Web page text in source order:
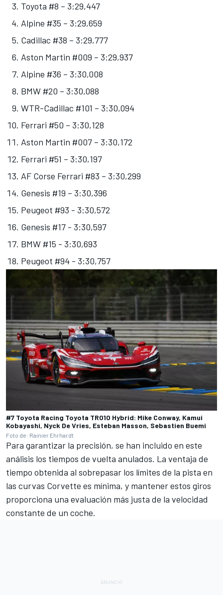
Toyota #8 – 3:29,447
Alpine #35 – 3:29,659
Cadillac #38 – 3:29,777
Aston Martin #009 – 3:29,937
Alpine #36 – 3:30,008
BMW #20 – 3:30,088
WTR-Cadillac #101 – 3:30,094
Ferrari #50 – 3:30,128
Aston Martin #007 – 3:30,172
Ferrari #51 – 3:30,197
AF Corse Ferrari #83 – 3:30,299
Genesis #19 – 3:30,396
Peugeot #93 - 3:30,572
Genesis #17 - 3:30,597
BMW #15 - 3:30,693
Peugeot #94 - 3:30,757
#7 Toyota Racing Toyota TR010 Hybrid: Mike Conway, Kamui
Kobayashi, Nyck De Vries, Esteban Masson, Sebastien Buemi
Foto de: Rainier Ehrhardt
Para garantizar la precisión, se han incluido en este
análisis los tiempos de vuelta anulados. La ventaja de
tiempo obtenida al sobrepasar los límites de la pista en
las curvas Corvette es mínima, y mantener estos giros
proporciona una evaluación más justa de la velocidad
constante de un coche.